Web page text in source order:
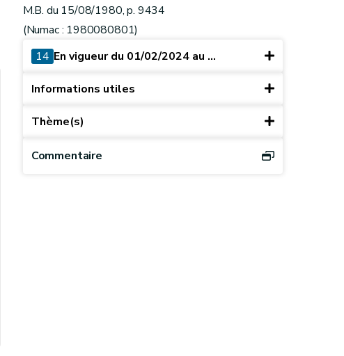
M.B. du 15/08/1980, p. 9434
(Numac : 1980080801)
14 En vigueur du 01/02/2024 au ...
Informations utiles
Thème(s)
Commentaire